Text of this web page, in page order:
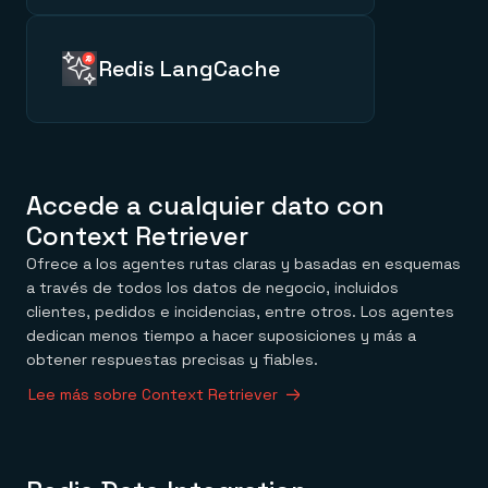
que cada interacción pueda
aprovechar lo ocurrido
Redis LangCache
mantener baja la latencia de los
agentes.
Accede a cualquier dato con
Context Retriever
Ofrece a los agentes rutas claras y basadas en esquemas
a través de todos los datos de negocio, incluidos
clientes, pedidos e incidencias, entre otros. Los agentes
dedican menos tiempo a hacer suposiciones y más a
obtener respuestas precisas y fiables.
Lee más sobre Context Retriever